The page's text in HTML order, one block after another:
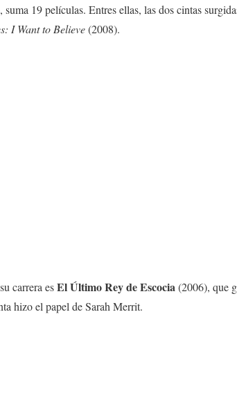
, suma 19 películas. Entres ellas, las dos cintas
I Want to Believe(2008).
carrera esEl Último Rey de Escocia(2006), que
hizo el papel de Sarah Merrit.